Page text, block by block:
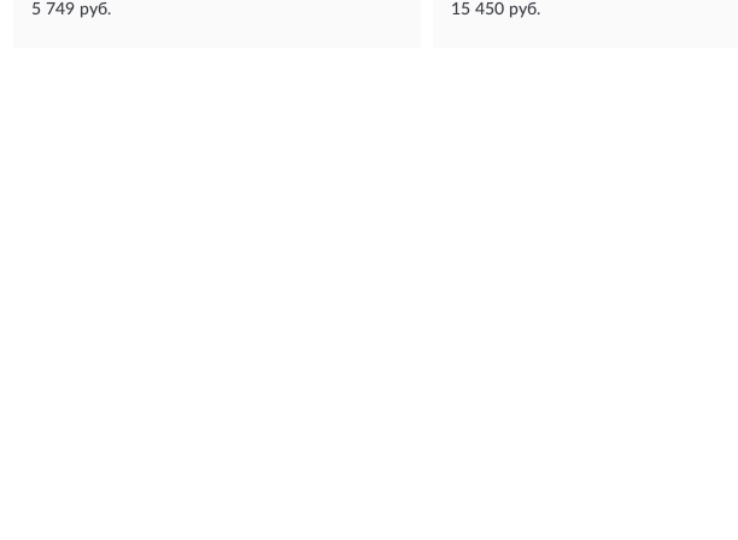
5 749 руб. 15 450 руб.